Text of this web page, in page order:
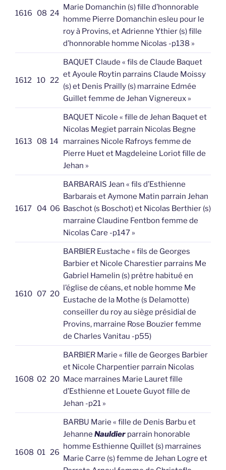
1616 08 24
Marie Domanchin (s) fille d’honnorable
homme Pierre Domanchin esleu pour le
roy à Provins, et Adrienne Ythier (s) fille
d’honnorable homme Nicolas -p138 »
1612 10 22
BAQUET Claude « fils de Claude Baquet
et Ayoule Roytin parrains Claude Moissy
(s) et Denis Prailly (s) marraine Edmée
Guillet femme de Jehan Vignereux »
1613 08 14
BAQUET Nicole « fille de Jehan Baquet et
Nicolas Megiet parrain Nicolas Begne
marraines Nicole Rafroys femme de
Pierre Huet et Magdeleine Loriot fille de
Jehan »
1617 04 06
BARBARAIS Jean « fils d’Esthienne
Barbarais et Aymone Matin parrain Jehan
Baschot (s Boschot) et Nicolas Berthier (s)
marraine Claudine Fentbon femme de
Nicolas Care -p147 »
1610 07 20
BARBIER Eustache « fils de Georges
Barbier et Nicole Charestier parrains Me
Gabriel Hamelin (s) prêtre habitué en
l’église de céans, et noble homme Me
Eustache de la Mothe (s Delamotte)
conseiller du roy au siège présidial de
Provins, marraine Rose Bouzier femme
de Charles Vanitau -p55)
1608 02 20
BARBIER Marie « fille de Georges Barbier
et Nicole Charpentier parrain Nicolas
Mace marraines Marie Lauret fille
d’Esthienne et Louete Guyot fille de
Jehan -p21 »
1608 01 26
BARBU Marie « fille de Denis Barbu et
Jehanne Nauldier parrain honorable
homme Esthienne Quillet (s) marraines
Marie Carre (s) femme de Jehan Logre et